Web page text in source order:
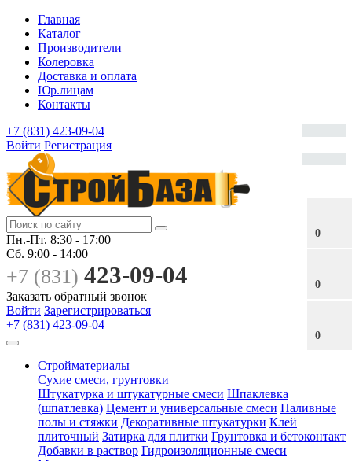
Главная
Каталог
Производители
Колеровка
Доставка и оплата
Юр.лицам
Контакты
0
0
0
+7 (831) 423-09-04
Войти Регистрация
Пн.-Пт. 8:30 - 17:00
Сб. 9:00 - 14:00
+7 (831) 423-09-04
Заказать обратный звонок
Войти Зарегистрироваться
+7 (831) 423-09-04
Стройматериалы
Сухие смеси, грунтовки
Штукатурка и штукатурные смеси Шпаклевка
(шпатлевка) Цемент и универсальные смеси Наливные
полы и стяжки Декоративные штукатурки Клей
плиточный Затирка для плитки Грунтовка и бетоконтакт
Добавки в раствор Гидроизоляционные смеси